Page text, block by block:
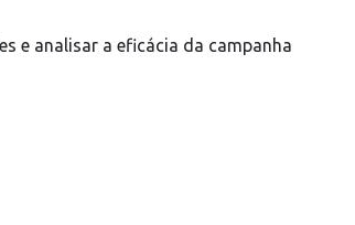
e analisar a eficácia da campanha